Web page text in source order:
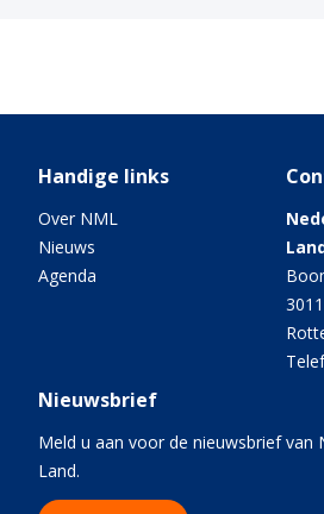
Handige links
Over NML
Nieuws
Agenda
Nieuwsbrief
Meld u aan voor de nieuwsbrief van
Land.